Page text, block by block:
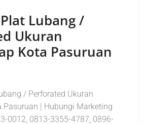
Lubang /
Ukuran
Kota Pasuruan
/ Perforated Ukuran
Pasuruan | Hubungi Marketing
0012, 0813-3355-4787, 0896-